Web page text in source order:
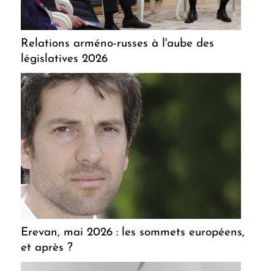
Relations arméno-russes à l'aube des
législatives 2026
Erevan, mai 2026 : les sommets européens,
et après ?